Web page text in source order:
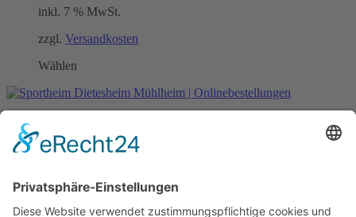
inkl. 7 % MwSt.
zzgl. Versandkosten
Wählen
Impressum
Mein Konto
All rights reserved